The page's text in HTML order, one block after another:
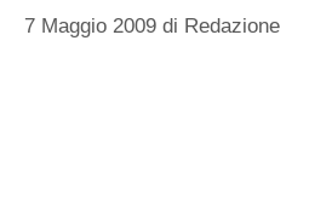
7 Maggio 2009 di Redazione